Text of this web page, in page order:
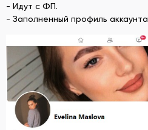
- Идут с ФП.
- Заполненный профиль аккаунта